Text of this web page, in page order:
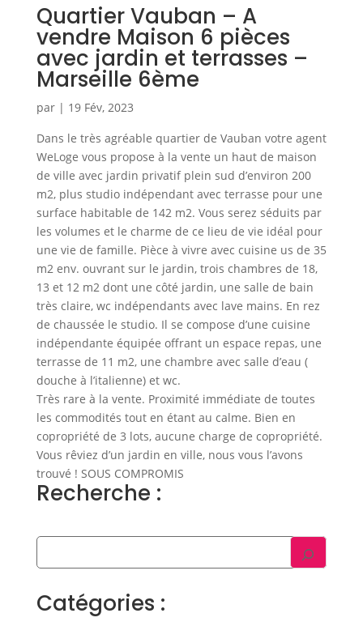
Quartier Vauban – A
vendre Maison 6 pièces
avec jardin et terrasses –
Marseille 6ème
par | 19 Fév, 2023
Dans le très agréable quartier de Vauban votre agent
WeLoge vous propose à la vente un haut de maison
de ville avec jardin privatif plein sud d’environ 200
m2, plus studio indépendant avec terrasse pour une
surface habitable de 142 m2. Vous serez séduits par
les volumes et le charme de ce lieu de vie idéal pour
une vie de famille. Pièce à vivre avec cuisine us de 35
m2 env. ouvrant sur le jardin, trois chambres de 18,
13 et 12 m2 dont une côté jardin, une salle de bain
très claire, wc indépendants avec lave mains. En rez
de chaussée le studio. Il se compose d’une cuisine
indépendante équipée offrant un espace repas, une
terrasse de 11 m2, une chambre avec salle d’eau (
douche à l’italienne) et wc.
Très rare à la vente. Proximité immédiate de toutes
les commodités tout en étant au calme. Bien en
copropriété de 3 lots, aucune charge de copropriété.
Vous rêviez d’un jardin en ville, nous vous l’avons
trouvé ! SOUS COMPROMIS
Recherche :
Catégories :